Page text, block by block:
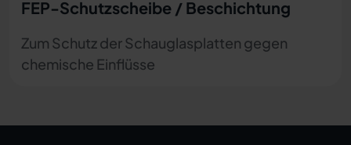
FEP-Schutzscheibe / Beschichtung
Zum Schutz der Schauglasplatten gegen
chemische Einflüsse